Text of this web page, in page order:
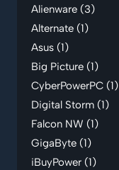
Alienware (3)
Alternate (1)
Asus (1)
Big Picture (1)
CyberPowerPC (1)
Digital Storm (1)
Falcon NW (1)
GigaByte (1)
iBuyPower (1)